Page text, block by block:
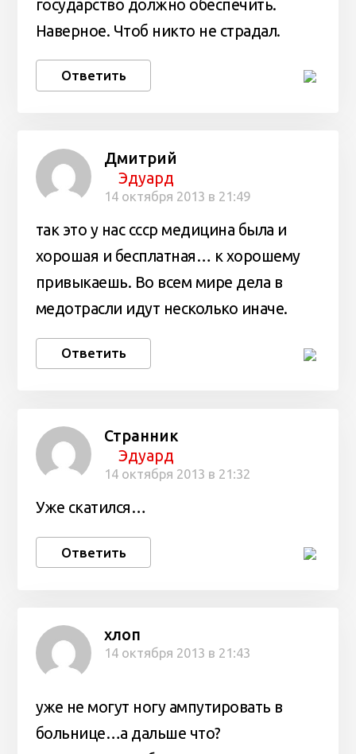
государство должно обеспечить.
Наверное. Чтоб никто не страдал.
Ответить
Дмитрий
Эдуард
14 октября 2013 в 21:49
так это у нас ссср медицина была и
хорошая и бесплатная… к хорошему
привыкаешь. Во всем мире дела в
медотрасли идут несколько иначе.
Ответить
Странник
Эдуард
14 октября 2013 в 21:32
Уже скатился…
Ответить
хлоп
14 октября 2013 в 21:43
уже не могут ногу ампутировать в
больнице…а дальше что?